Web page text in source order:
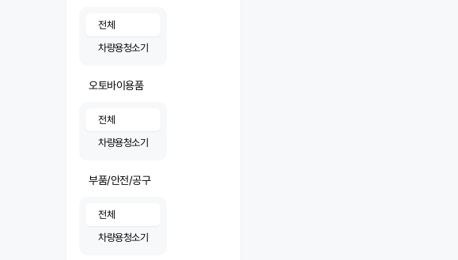
전체
차량용청소기
오토바이용품
전체
차량용청소기
부품/안전/공구
전체
차량용청소기